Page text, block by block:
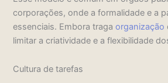
corporações, onde a formalidade e a
essenciais. Embora tragaorganização
limitar a criatividade e a flexibilidade
Cultura de tarefas